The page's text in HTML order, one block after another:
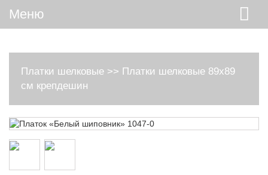
Меню
Платки шелковые >> Платки шелковые 89х89
см крепдешин